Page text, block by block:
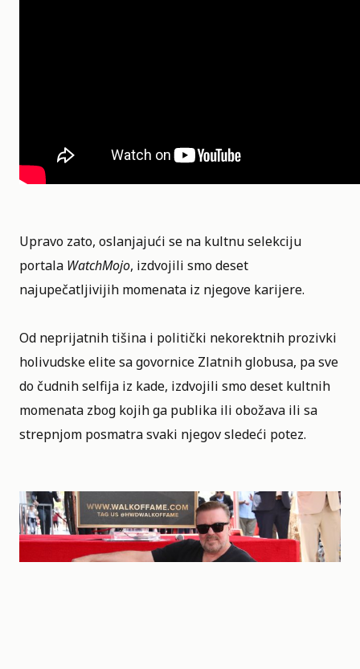
Upravo zato, oslanjajući se na kultnu selekciju
portala WatchMojo, izdvojili smo deset
najupečatljivijih momenata iz njegove karijere.
Od neprijatnih tišina i politički nekorektnih prozivki
holivudske elite sa govornice Zlatnih globusa, pa sve
do čudnih selfija iz kade, izdvojili smo deset kultnih
momenata zbog kojih ga publika ili obožava ili sa
strepnjom posmatra svaki njegov sledeći potez.